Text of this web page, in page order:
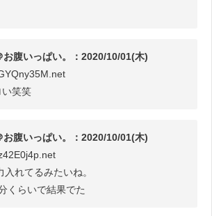
お腹いっぱい。：2020/10/01(木)
い笑笑
お腹いっぱい。：2020/10/01(木)
れてるみたいね。
くらいで結果でた